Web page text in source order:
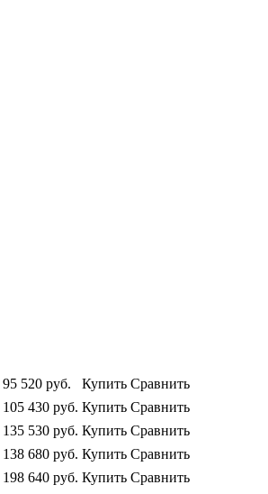
95 520 руб. Купить Сравнить
105 430 руб. Купить Сравнить
135 530 руб. Купить Сравнить
138 680 руб. Купить Сравнить
198 640 руб. Купить Сравнить